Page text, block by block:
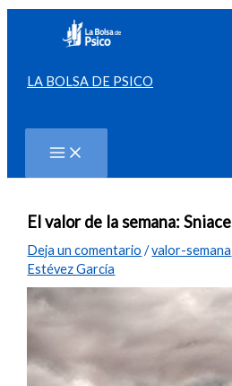
contenido
LA BOLSA DE PSICO
El valor de la semana: Sniace
Deja un comentario /valor-semana
Estévez García